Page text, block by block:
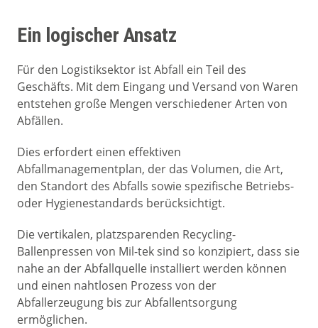
Ein logischer Ansatz
Für den Logistiksektor ist Abfall ein Teil des
Geschäfts. Mit dem Eingang und Versand von Waren
entstehen große Mengen verschiedener Arten von
Abfällen.
Dies erfordert einen effektiven
Abfallmanagementplan, der das Volumen, die Art,
den Standort des Abfalls sowie spezifische Betriebs-
oder Hygienestandards berücksichtigt.
Die vertikalen, platzsparenden Recycling-
Ballenpressen von Mil-tek sind so konzipiert, dass sie
nahe an der Abfallquelle installiert werden können
und einen nahtlosen Prozess von der
Abfallerzeugung bis zur Abfallentsorgung
ermöglichen.